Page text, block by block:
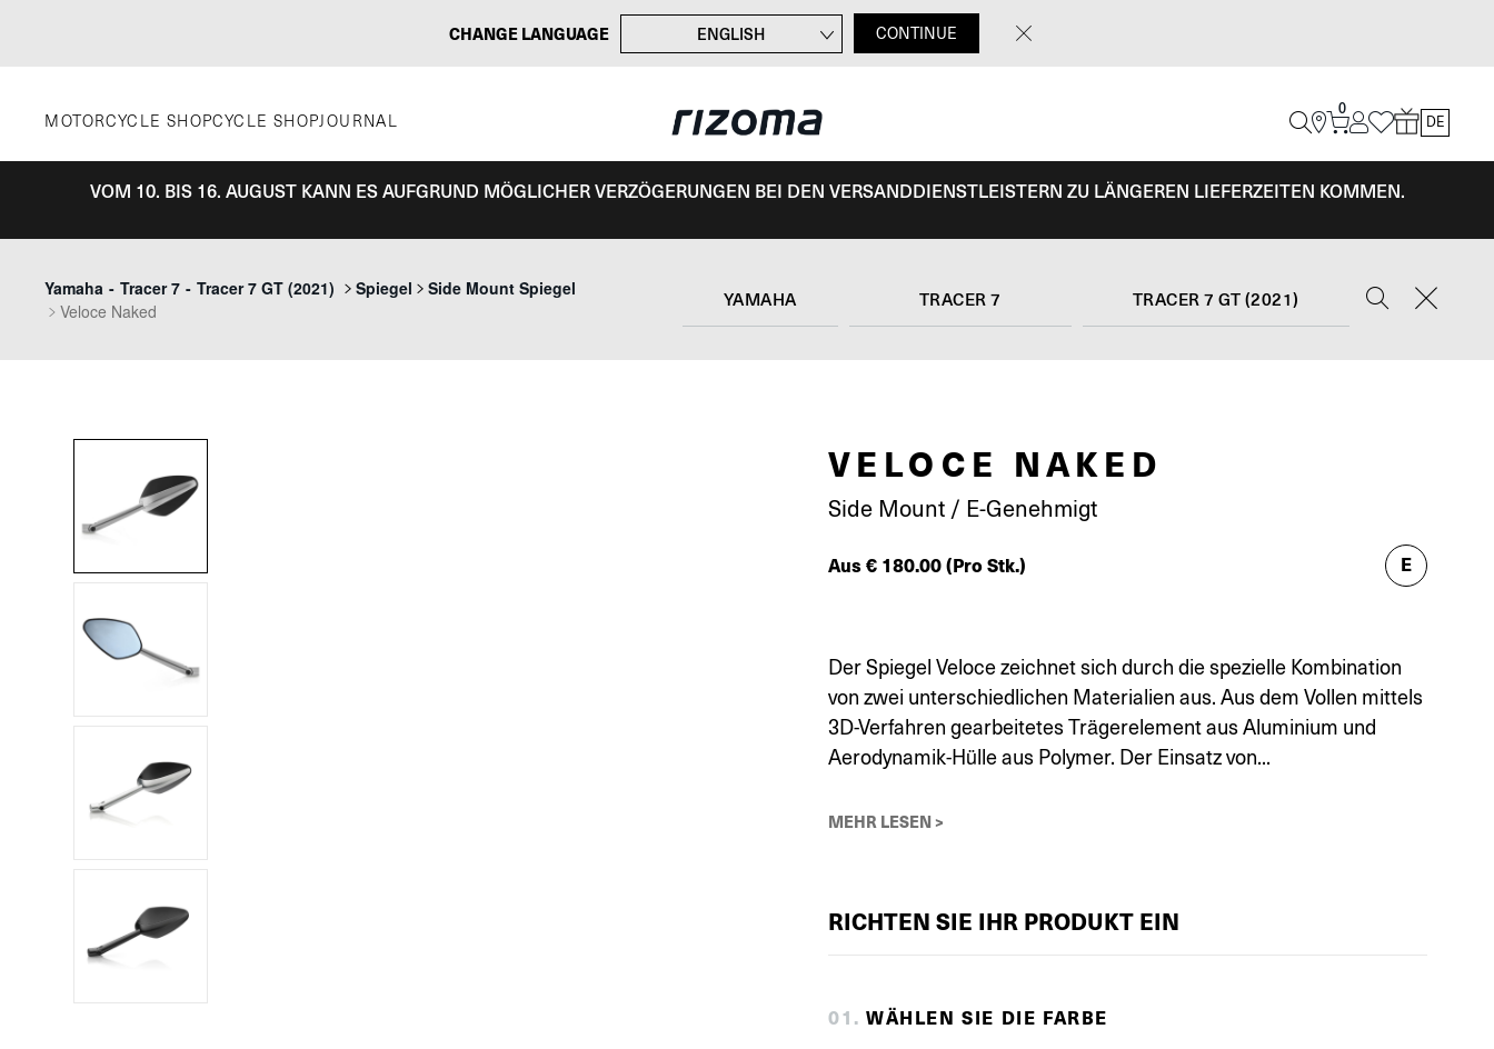
CHANGE LANGUAGE
ENGLISH
ITALIANO
CONTINUE
MOTORCYCLE SHOPCYCLE SHOPJOURNAL
0
DE
VOM 10. BIS 16. AUGUST KANN ES AUFGRUND MÖGLICHER VERZÖGERUNGEN BEI DEN VERSANDDIENSTLEISTERN ZU LÄNGEREN LIEFERZEITEN KOMMEN.
Yamaha - Tracer 7 - Tracer 7 GT (2021) Spiegel
Side Mount Spiegel
Veloce Naked
YAMAHA TRACER 7 TRACER 7 GT (2021)
VELOCE NAKED
Side Mount / E-Genehmigt
Aus€ 180.00(Pro Stk.) E
Der Spiegel Veloce zeichnet sich durch die spezielle Kombination
von zwei unterschiedlichen Materialien aus. Aus dem Vollen mittels
3D-Verfahren gearbeitetes Trägerelement aus Aluminium und
Aerodynamik-Hülle aus Polymer. Der Einsatz von...
MEHR LESEN >
RICHTEN SIE IHR PRODUKT EIN
01 . WÄHLEN SIE DIE FARBE